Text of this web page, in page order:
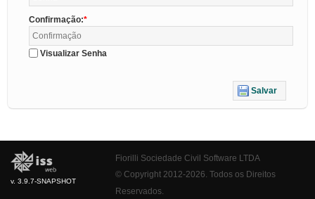
Confirmação:
Visualizar Senha
Salvar
v. 3.9.7-SNAPSHOT
Fiorilli Sociedade Civil Software LTDA
© Copyright 2012-2026. Todos os Direitos
Reservados.